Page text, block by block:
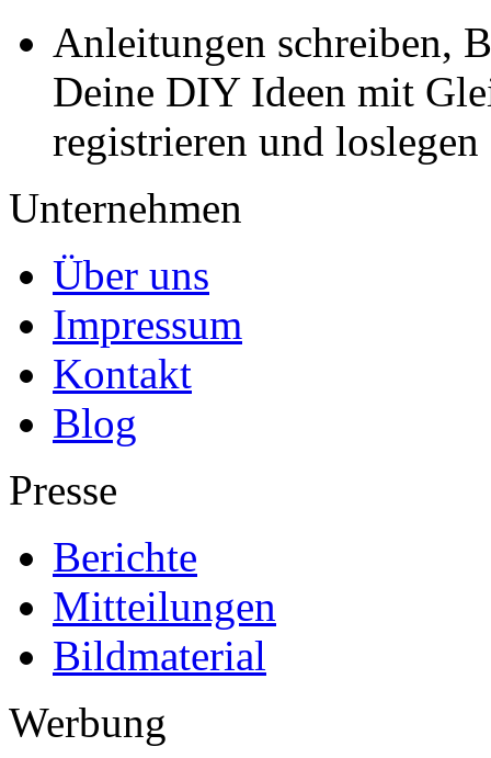
Anleitungen schreiben,
Deine DIY Ideen mit
registrieren und loslegen
Unternehmen
Über uns
Impressum
Kontakt
Blog
Presse
Berichte
Mitteilungen
Bildmaterial
Werbung